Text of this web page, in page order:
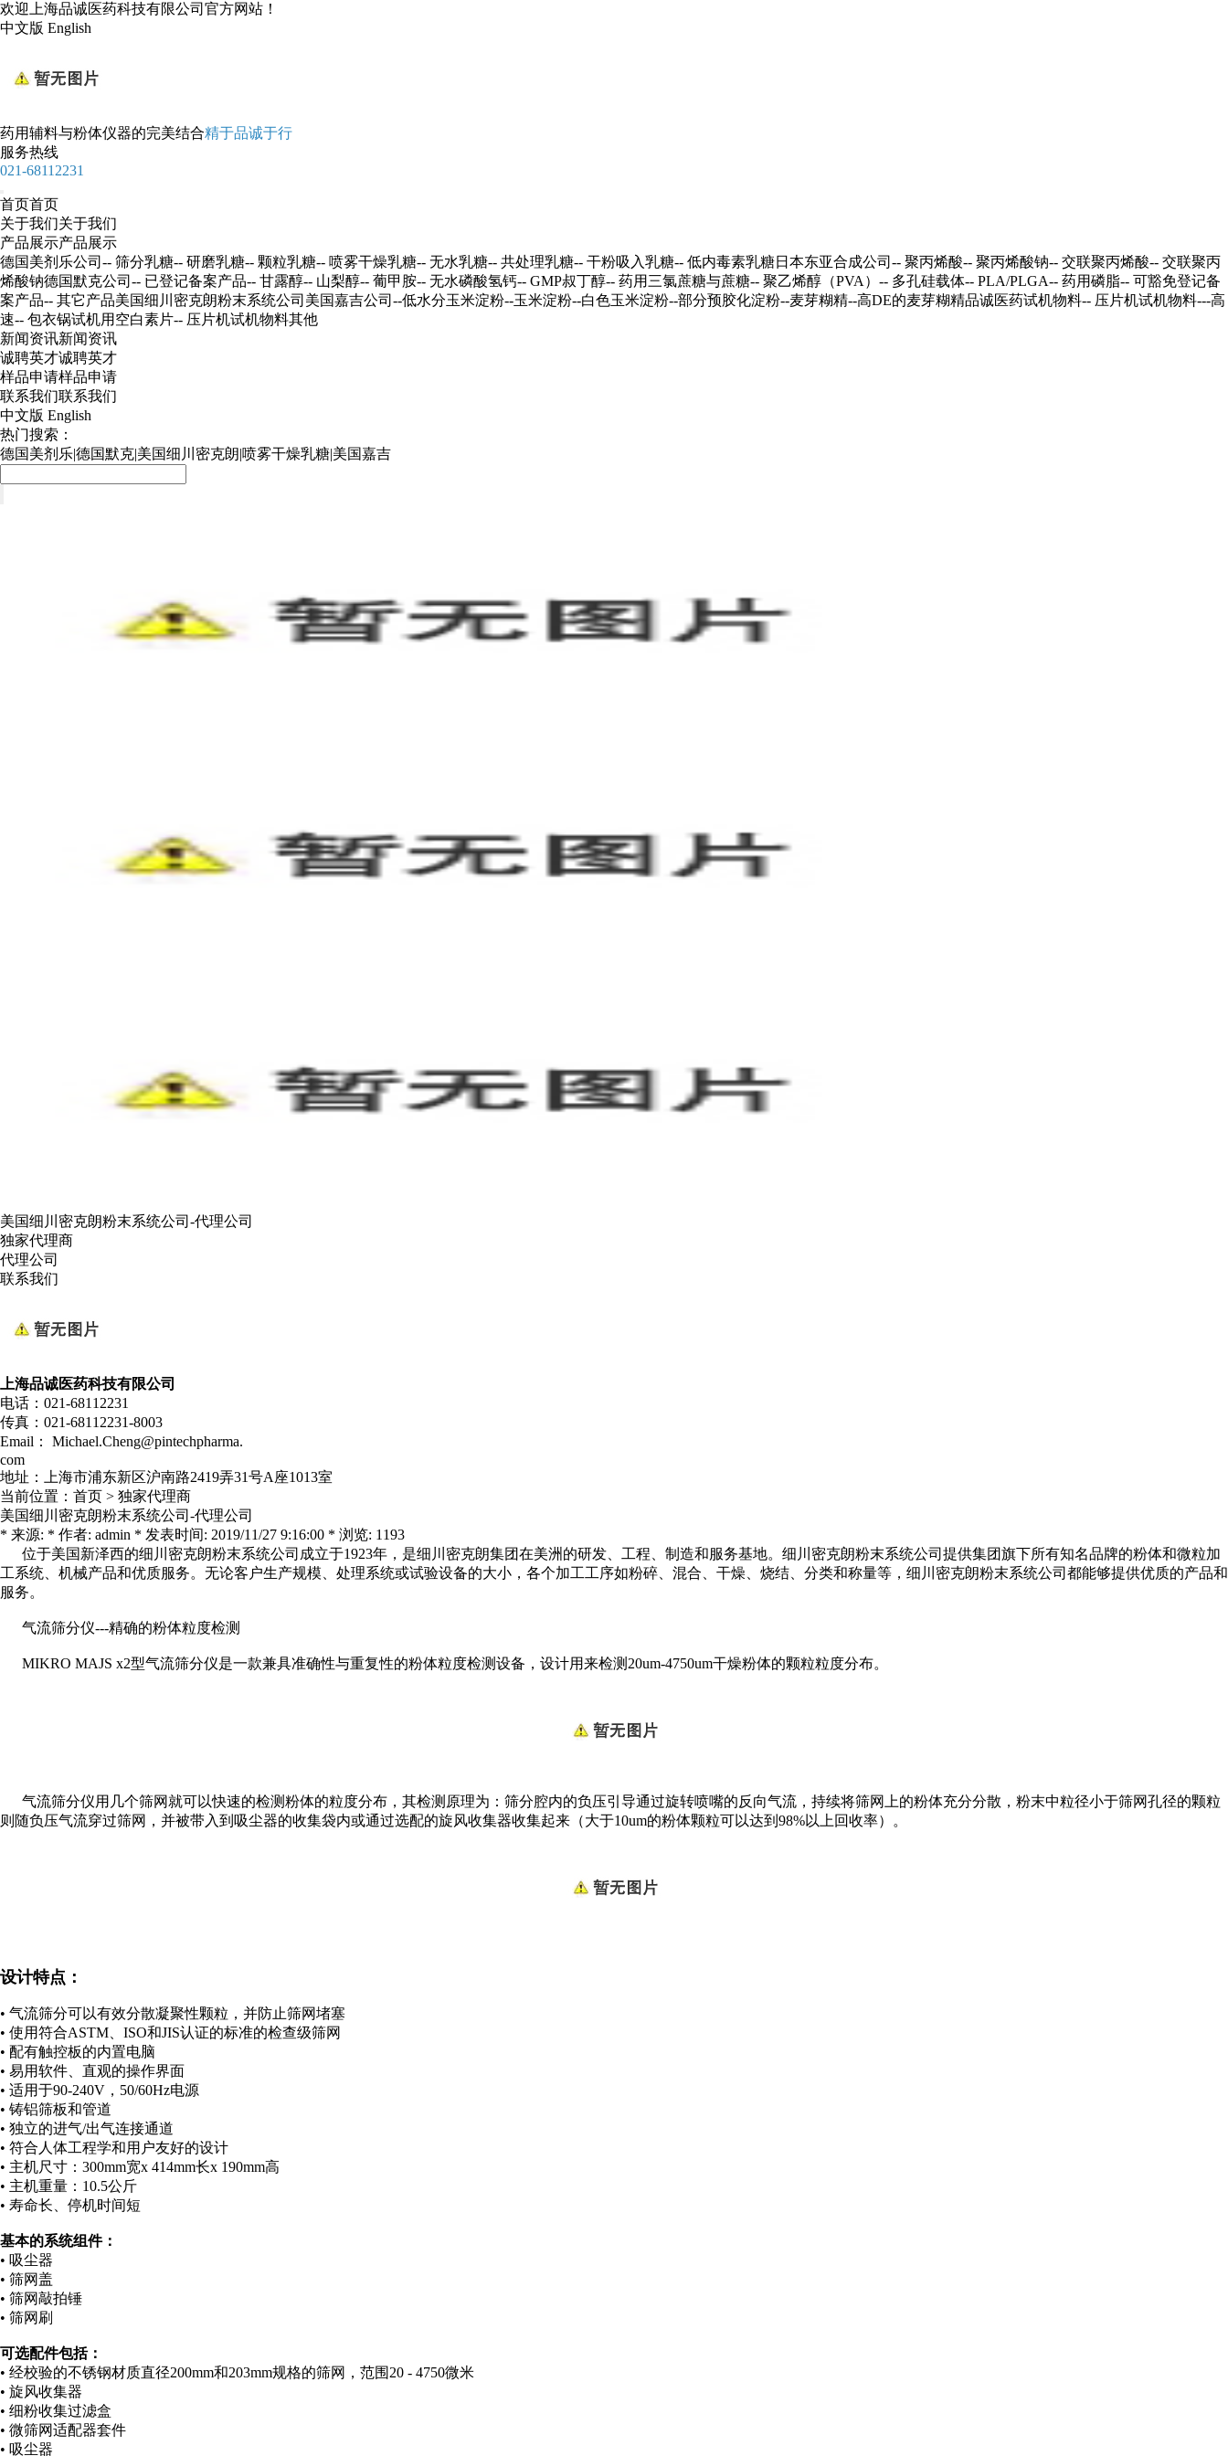
欢迎上海品诚医药科技有限公司官方网站！
中文版 English
药用辅料与粉体仪器的完美结合精于品诚于行
服务热线
021-68112231
首页首页
关于我们关于我们
产品展示产品展示
德国美剂乐公司 -- 筛分乳糖-- 研磨乳糖-- 颗粒乳糖-- 喷雾干燥乳糖-- 无水乳糖-- 共处理乳糖-- 干粉吸入乳糖-- 低内毒素乳糖日本东亚合成公司 -- 聚丙烯酸-- 聚丙烯酸钠-- 交联聚丙烯酸-- 交联聚丙
烯酸钠德国默克公司 -- 已登记备案产品-- 甘露醇-- 山梨醇-- 葡甲胺-- 无水磷酸氢钙-- GMP叔丁醇-- 药用三氯蔗糖与蔗糖-- 聚乙烯醇（PVA） -- 多孔硅载体-- PLA/PLGA-- 药用磷脂-- 可豁免登记备
案产品-- 其它产品美国细川密克朗粉末系统公司 美国嘉吉公司 --低水分玉米淀粉--玉米淀粉--白色玉米淀粉--部分预胶化淀粉--麦芽糊精--高DE的麦芽糊精品诚医药试机物料-- 压片机试机物料---高
速-- 包衣锅试机用空白素片-- 压片机试机物料其他
新闻资讯新闻资讯
诚聘英才诚聘英才
样品申请样品申请
联系我们联系我们
中文版 English
热门搜索：
德国美剂乐|德国默克|美国细川密克朗|喷雾干燥乳糖|美国嘉吉
美国细川密克朗粉末系统公司-代理公司
独家代理商
代理公司
联系我们
上海品诚医药科技有限公司
电话：021-68112231
传真：021-68112231-8003
Email： Michael.Cheng@pintechpharma.
com
地址：上海市浦东新区沪南路2419弄31号A座1013室
当前位置： 首页 > 独家代理商
美国细川密克朗粉末系统公司-代理公司
* 来源: * 作者: admin * 发表时间: 2019/11/27 9:16:00 * 浏览: 1193
位于美国新泽西的细川密克朗粉末系统公司成立于1923年，是细川密克朗集团在美洲的研发、工程、制造和服务基地。细川密克朗粉末系统公司提供集团旗下所有知名品牌的粉体和微粒加
工系统、机械产品和优质服务。无论客户生产规模、处理系统或试验设备的大小，各个加工工序如粉碎、混合、干燥、烧结、分类和称量等，细川密克朗粉末系统公司都能够提供优质的产品和
服务。
气流筛分仪---精确的粉体粒度检测
MIKRO MAJS x2型气流筛分仪是一款兼具准确性与重复性的粉体粒度检测设备，设计用来检测20um-4750um干燥粉体的颗粒粒度分布。
气流筛分仪用几个筛网就可以快速的检测粉体的粒度分布，其检测原理为：筛分腔内的负压引导通过旋转喷嘴的反向气流，持续将筛网上的粉体充分分散，粉末中粒径小于筛网孔径的颗粒
则随负压气流穿过筛网，并被带入到吸尘器的收集袋内或通过选配的旋风收集器收集起来（大于10um的粉体颗粒可以达到98%以上回收率）。
设计特点：
• 气流筛分可以有效分散凝聚性颗粒，并防止筛网堵塞
• 使用符合ASTM、ISO和JIS认证的标准的检查级筛网
• 配有触控板的内置电脑
• 易用软件、直观的操作界面
• 适用于90-240V，50/60Hz电源
• 铸铝筛板和管道
• 独立的进气/出气连接通道
• 符合人体工程学和用户友好的设计
• 主机尺寸：300mm宽x 414mm长x 190mm高
• 主机重量：10.5公斤
• 寿命长、停机时间短
基本的系统组件：
• 吸尘器
• 筛网盖
• 筛网敲拍锤
• 筛网刷
可选配件包括：
• 经校验的不锈钢材质直径200mm和203mm规格的筛网，范围20 - 4750微米
• 旋风收集器
• 细粉收集过滤盒
• 微筛网适配器套件
• 吸尘器